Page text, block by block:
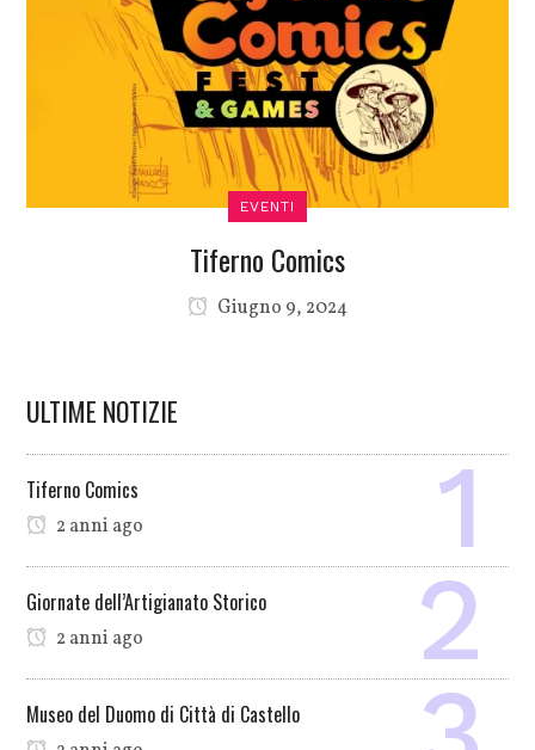
EVENTI
Tiferno Comics
Giugno 9, 2024
ULTIME NOTIZIE
Tiferno Comics
2 anni ago
Giornate dell’Artigianato Storico
2 anni ago
Museo del Duomo di Città di Castello